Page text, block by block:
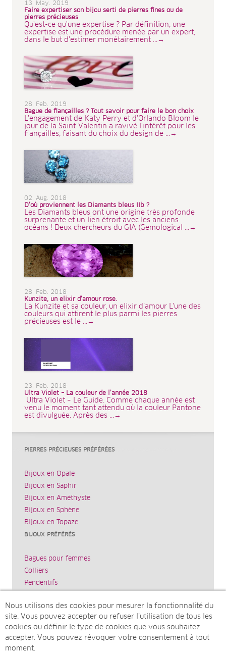
13. May. 2019
Faire expertiser son bijou serti de pierres fines ou de
pierres précieuses
Qu'est-ce qu'une expertise ? Par définition, une
expertise est une procédure menée par un expert,
dans le but d'estimer monétairement ...→
28. Feb. 2019
Bague de fiançailles ? Tout savoir pour faire le bon choix
L'engagement de Katy Perry et d'Orlando Bloom le
jour de la Saint-Valentin a ravivé l'intérêt pour les
fiançailles, faisant du choix du design de ...→
02. Aug. 2018
D’où proviennent les Diamants bleus IIb ?
Les Diamants bleus ont une origine très profonde
surprenante et un lien étroit avec les anciens
océans ! Deux chercheurs du GIA (Gemological ...→
28. Feb. 2018
Kunzite, un elixir d’amour rose.
La Kunzite et sa couleur, un elixir d’amour L'une des
couleurs qui attirent le plus parmi les pierres
précieuses est le ...→
23. Feb. 2018
Ultra Violet – La couleur de l’année 2018
Ultra Violet – Le Guide. Comme chaque année est
venu le moment tant attendu où la couleur Pantone
est divulguée. Après des ...→
PIERRES PRÉCIEUSES PRÉFÉRÉES
Bijoux en Opale
Bijoux en Saphir
Bijoux en Améthyste
Bijoux en Sphène
Bijoux en Topaze
BIJOUX PRÉFÉRÉS
Bagues pour femmes
Colliers
Pendentifs
Boucles d’oreilles
JUWELO
Mentions légales
Nous utilisons des cookies pour mesurer la fonctionnalité du
site. Vous pouvez accepter ou refuser l’utilisation de tous les
cookies ou définir le type de cookies que vous souhaitez
accepter. Vous pouvez révoquer votre consentement à tout
moment.